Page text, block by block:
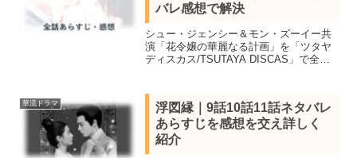
バレ感想で解決
シュー・ジェンシー＆モン・ズーイー共
演「花令嬢の華麗なる計画」を「ツタヤ
ディスカス/TSUTAYA DISCAS」で全話
ます。素顔を隠した2人のラブコメ時代劇
華流ドラマ
浮図縁｜9話10話11話ネタバレ
あらすじを感想を交え詳しく
紹介